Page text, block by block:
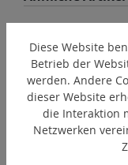
Diese Website
Betrieb der
werden. Andere
dieser Website
die Interaktion
Netzwerken